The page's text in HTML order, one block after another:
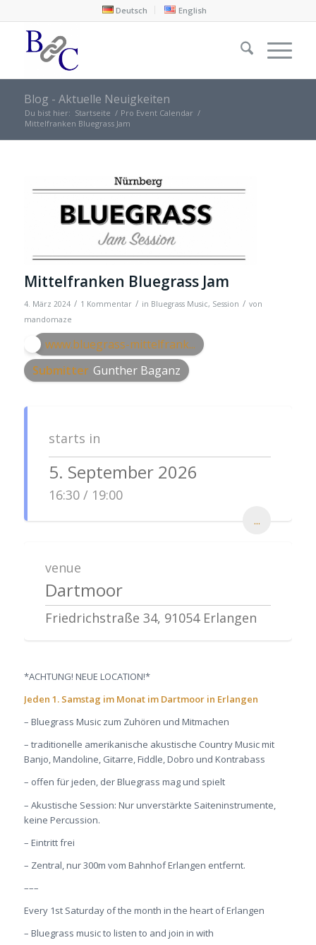
Deutsch English
Blog - Aktuelle Neuigkeiten
Du bist hier: Startseite / Pro Event Calendar /
Mittelfranken Bluegrass Jam
Mittelfranken Bluegrass Jam
4. März 2024 / 1 Kommentar / in Bluegrass Music, Session / von
mandomaze
www.bluegrass-mittelfrank...
Submitter Gunther Baganz
starts in
5. September 2026
16:30 / 19:00
...
venue
Dartmoor
Friedrichstraße 34, 91054 Erlangen
*ACHTUNG! NEUE LOCATION!*
Jeden 1. Samstag im Monat im Dartmoor in Erlangen
– Bluegrass Music zum Zuhören und Mitmachen
– traditionelle amerikanische akustische Country Music mit
Banjo, Mandoline, Gitarre, Fiddle, Dobro und Kontrabass
– offen für jeden, der Bluegrass mag und spielt
– Akustische Session: Nur unverstärkte Saiteninstrumente,
keine Percussion.
– Eintritt frei
– Zentral, nur 300m vom Bahnhof Erlangen entfernt.
–––
Every 1st Saturday of the month in the heart of Erlangen
– Bluegrass music to listen to and join in with